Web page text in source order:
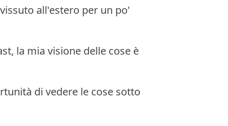
all'estero per un po'
la mia visione delle cose è
di vedere le cose sotto